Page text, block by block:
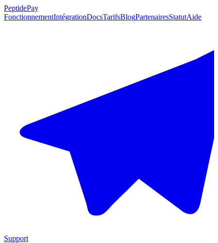
PeptidePay
FonctionnementIntégrationDocsTarifsBlogPartenairesStatutAide
Support